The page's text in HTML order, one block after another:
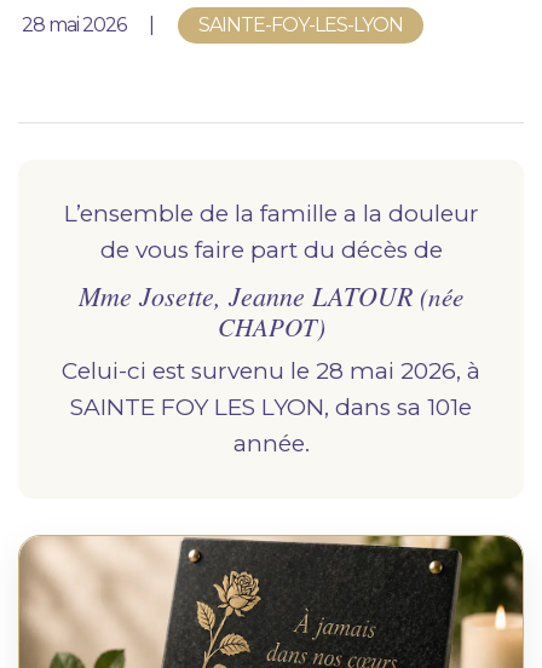
Nous vous accompagnons.
Nos produits en marbrerie
marbrerie pour accompagner l'hommage du
Demander un devis marbrerie
Publié le
28 mai 2026 SAINTE-FOY-LES-LYON
L’ensemble de la famille a la douleur
de vous faire part du décès de
Mme Josette, Jeanne LATOUR (née
CHAPOT)
Celui-ci est survenu le 28 mai 2026, à
SAINTE FOY LES LYON, dans sa 101e
année.